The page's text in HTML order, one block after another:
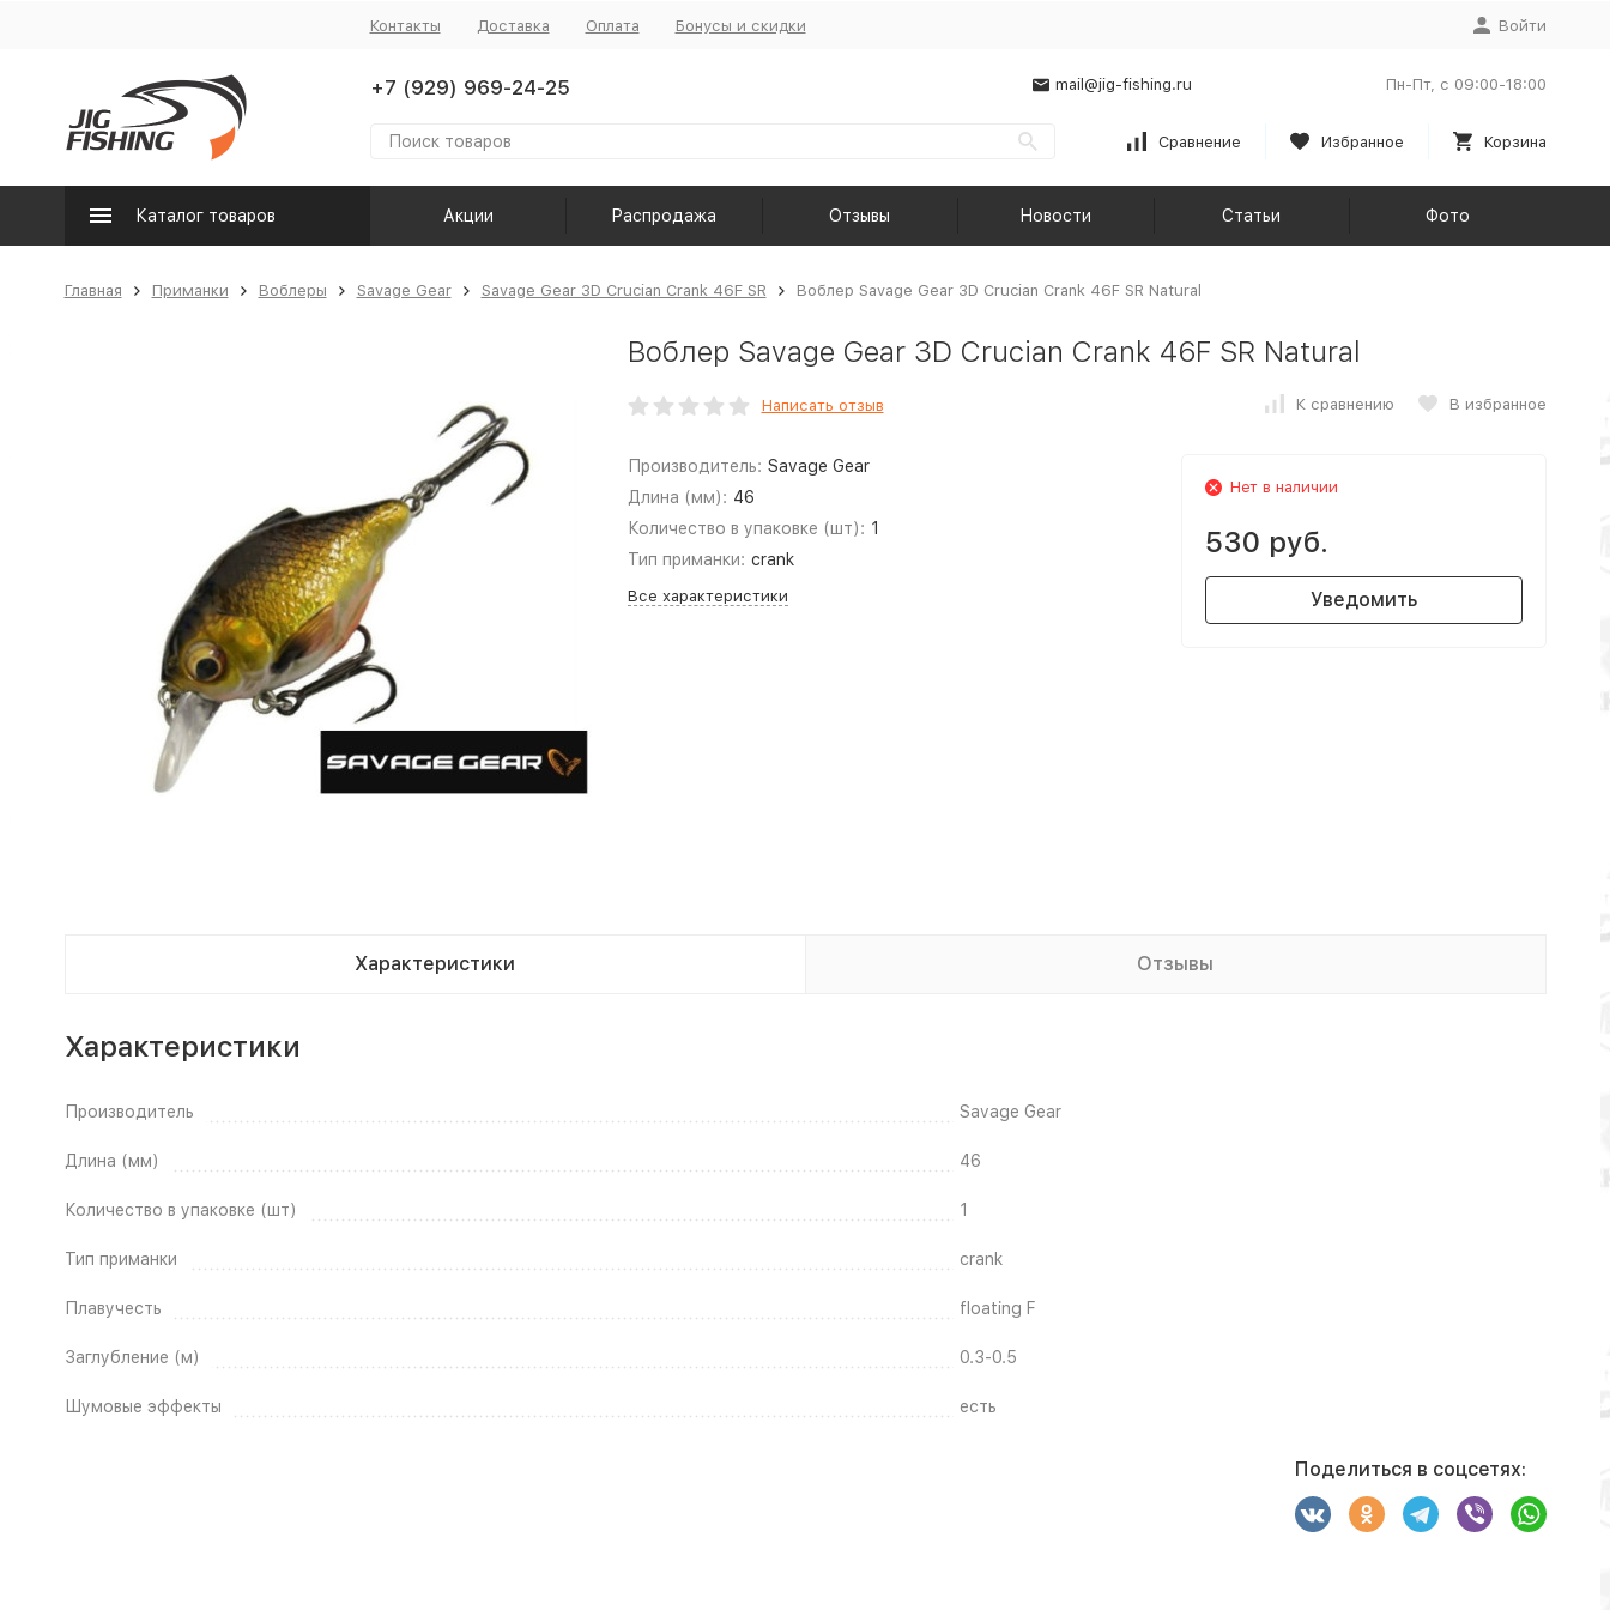
Контакты Доставка Оплата Бонусы и скидки Войти
+7 (929) 969-24-25 mail@jig-fishing.ru Пн-Пт, с 09:00-18:00
Сравнение Избранное Корзина
Каталог товаров Акции Распродажа Отзывы Новости Статьи Фото
Главная Приманки Воблеры Savage Gear Savage Gear 3D Crucian Crank 46F SR Воблер Savage Gear 3D Crucian Crank 46F SR Natural
Воблер Savage Gear 3D Crucian Crank 46F SR Natural
Написать отзыв К сравнению В избранное
Производитель: Savage Gear
Длина (мм): 46
Количество в упаковке (шт): 1
Тип приманки: crank
Все характеристики
Нет в наличии
530 руб.
Уведомить
Характеристики Отзывы
Характеристики
Производитель Savage Gear
Длина (мм) 46
Количество в упаковке (шт) 1
Тип приманки crank
Плавучесть floating F
Заглубление (м) 0.3-0.5
Шумовые эффекты есть
Поделиться в соцсетях: